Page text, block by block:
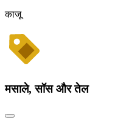
काजू
मसाले, सॉस और तेल